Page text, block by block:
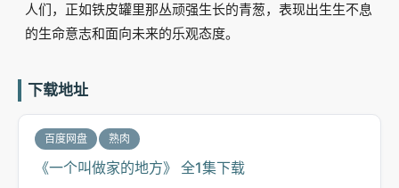
人们，正如铁皮罐里那丛顽强生长的青葱，表现出生生不息
的生命意志和面向未来的乐观态度。
下载地址
百度网盘 熟肉
《一个叫做家的地方》 全1集下载